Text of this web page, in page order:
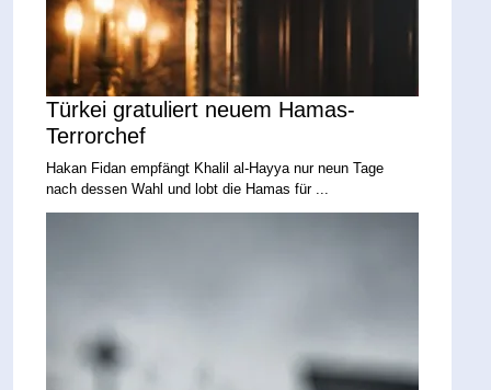
Türkei gratuliert neuem Hamas-
Terrorchef
Hakan Fidan empfängt Khalil al-Hayya nur neun Tage
nach dessen Wahl und lobt die Hamas für ...